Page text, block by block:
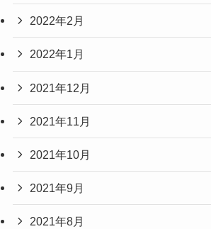
2022年2月
2022年1月
2021年12月
2021年11月
2021年10月
2021年9月
2021年8月